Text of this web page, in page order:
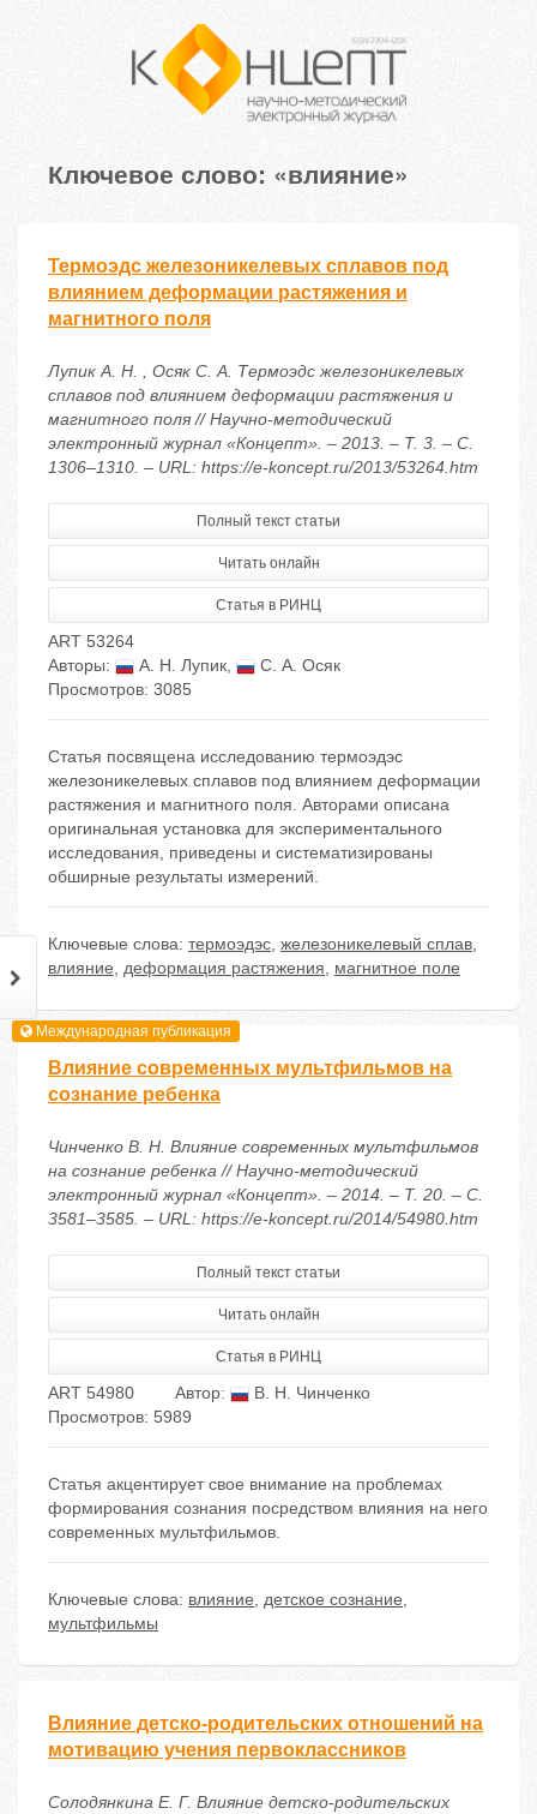
Ключевое слово: «влияние»
Термоэдс железоникелевых сплавов под
влиянием деформации растяжения и
магнитного поля
Лупик А. Н. , Осяк С. А. Термоэдс железоникелевых
сплавов под влиянием деформации растяжения и
магнитного поля // Научно-методический
электронный журнал «Концепт». – 2013. – Т. 3. – С.
1306–1310. – URL: https://e-koncept.ru/2013/53264.htm
Полный текст статьи
Читать онлайн
Статья в РИНЦ
ART 53264
Авторы:
А. Н. Лупик,
С. А. Осяк
Просмотров: 3085
Статья посвящена исследованию термоэдэс
железоникелевых сплавов под влиянием деформации
растяжения и магнитного поля. Авторами описана
оригинальная установка для экспериментального
исследования, приведены и систематизированы
обширные результаты измерений.
Ключевые слова: термоэдэс, железоникелевый сплав,
влияние, деформация растяжения, магнитное поле
Международная публикация
Влияние современных мультфильмов на
сознание ребенка
Чинченко В. Н. Влияние современных мультфильмов
на сознание ребенка // Научно-методический
электронный журнал «Концепт». – 2014. – Т. 20. – С.
3581–3585. – URL: https://e-koncept.ru/2014/54980.htm
Полный текст статьи
Читать онлайн
Статья в РИНЦ
ART 54980 Автор:
В. Н. Чинченко
Просмотров: 5989
Статья акцентирует свое внимание на проблемах
формирования сознания посредством влияния на него
современных мультфильмов.
Ключевые слова: влияние, детское сознание,
мультфильмы
Влияние детско-родительских отношений на
мотивацию учения первоклассников
Солодянкина Е. Г. Влияние детско-родительских